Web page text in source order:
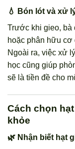
💧 Bón lót và xử
Trước khi gieo, bà
hoặc phân hữu cơ
Ngoài ra, việc xử
học cũng giúp
sẽ là tiền đề cho
Cách chọn
khỏe
🌿 Nhận biết hạt